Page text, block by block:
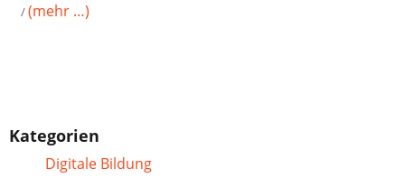
/(mehr …)
Kategorien
Digitale Bildung